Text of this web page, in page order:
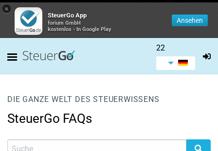
×
SteuerGo App
forium GmbH
kostenlos - In Google Play
Ansehen
22
DIE GANZE WELT DES STEUERWISSENS
SteuerGo FAQs